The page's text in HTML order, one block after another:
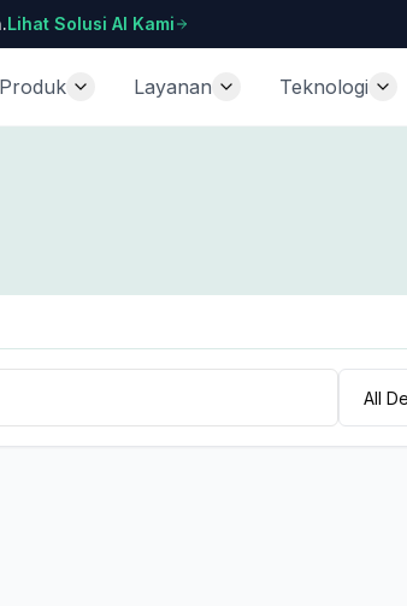
Lihat Solusi AI Kami
Produk Layanan Teknologi